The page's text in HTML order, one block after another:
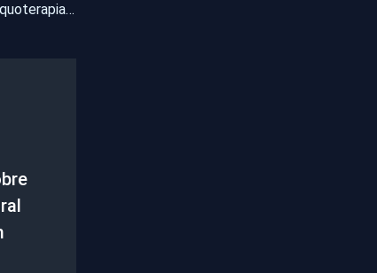
Conheça o Centro de Equoterapia e Equitação Três Lagoas, na zona rural de Pentecoste